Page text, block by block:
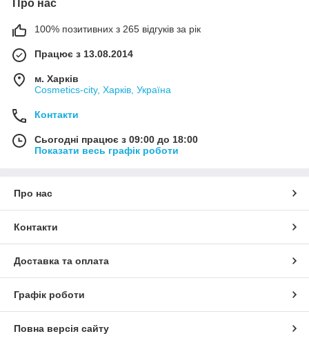
Про нас
100% позитивних з 265 відгуків за рік
Працює з 13.08.2014
м. Харків
Cosmetics-city, Харків, Україна
Контакти
Сьогодні працює з 09:00 до 18:00
Показати весь графік роботи
Про нас
Контакти
Доставка та оплата
Графік роботи
Повна версія сайту